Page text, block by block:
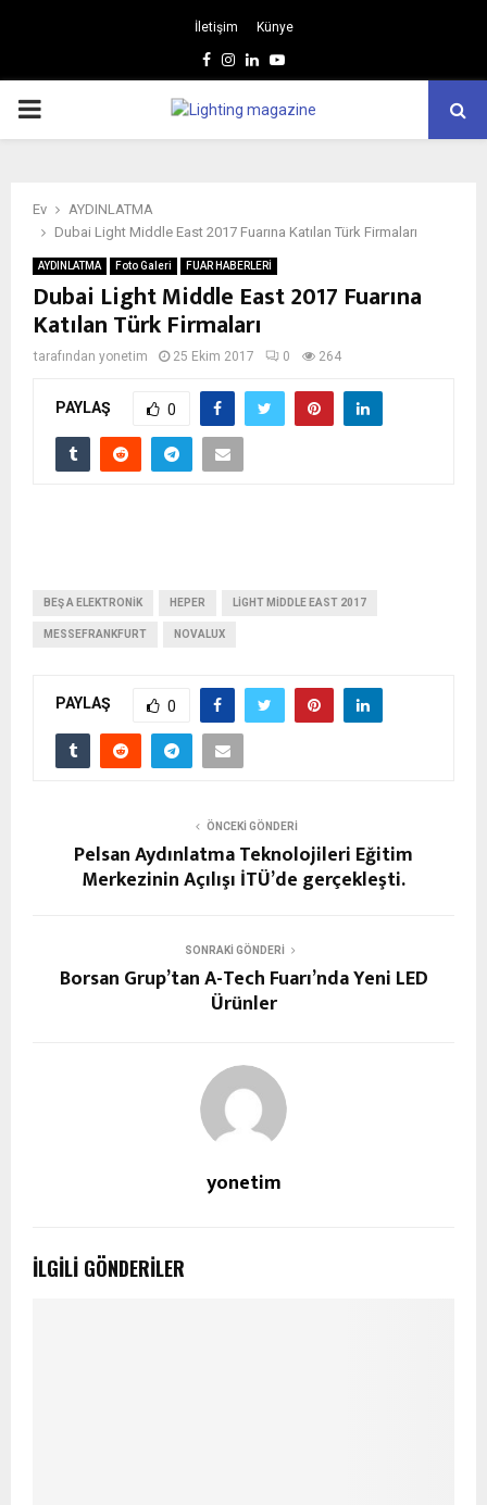
İletişim Künye
Facebook
Instagram
LinkedinYoutube
BIRINCIL
Ev
AYDINLATMA
Dubai Light Middle East 2017 Fuarına Katılan Türk Firmaları
AYDINLATMA Foto Galeri FUAR HABERLERİ
Dubai Light Middle East 2017 Fuarına
Katılan Türk Firmaları
tarafından yonetim 25 Ekim 2017 0 264
PAYLAŞ 0
BEŞ A ELEKTRONIK HEPER LIGHT MIDDLE EAST 2017
MESSEFRANKFURT NOVALUX
PAYLAŞ 0
ÖNCEKI GÖNDERI
Pelsan Aydınlatma Teknolojileri Eğitim
Merkezinin Açılışı İTÜ’de gerçekleşti.
SONRAKI GÖNDERI
Borsan Grup’tan A-Tech Fuarı’nda Yeni LED
Ürünler
yonetim
İLGILI GÖNDERILER